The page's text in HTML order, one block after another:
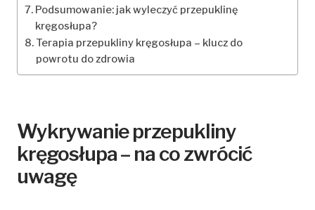
Podsumowanie: jak wyleczyć przepuklinę
kręgosłupa?
Terapia przepukliny kręgosłupa – klucz do
powrotu do zdrowia
Wykrywanie przepukliny
kręgosłupa – na co zwrócić
uwagę